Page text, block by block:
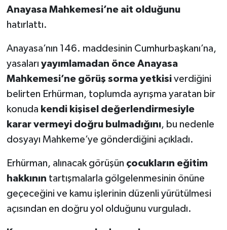
Anayasa Mahkemesi’ne ait olduğunu
hatırlattı.
Anayasa’nın 146. maddesinin Cumhurbaşkanı’na,
yasaları yayımlamadan önce Anayasa
Mahkemesi’ne görüş sorma yetkisiverdiğini
belirten Erhürman, toplumda ayrışma yaratan bir
konuda kendi kişisel değerlendirmesiyle
karar vermeyi doğru bulmadığını, bu nedenle
dosyayı Mahkeme’ye gönderdiğini açıkladı.
Erhürman, alınacak görüşün çocukların eğitim
hakkının tartışmalarla gölgelenmesinin önüne
geçeceğini ve kamu işlerinin düzenli yürütülmesi
açısından en doğru yol olduğunu vurguladı.